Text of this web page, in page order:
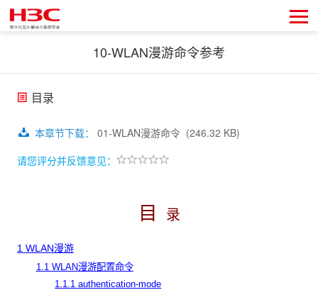
10-WLAN漫游命令参考
目录
本章节下载： 01-WLAN漫游命令 (246.32 KB)
请您评分并反馈意见：
目 录
1 WLAN漫游
1.1 WLAN漫游配置命令
1.1.1 authentication-mode